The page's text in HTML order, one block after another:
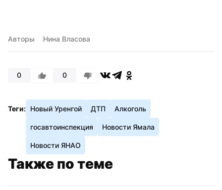
Авторы Нина Власова
0 0
Теги: Новый Уренгой ДТП Алкоголь
госавтоинспекция Новости Ямала
Новости ЯНАО
Также по теме